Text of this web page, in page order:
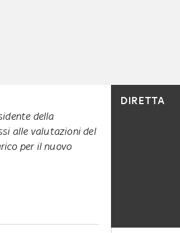
della
alle valutazioni del
per il nuovo
DIRETTA